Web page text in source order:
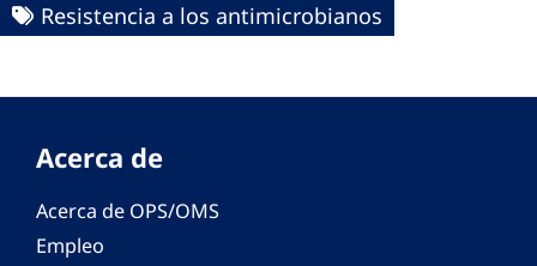
Resistencia a los antimicrobianos
Acerca de
Acerca de OPS/OMS
Empleo